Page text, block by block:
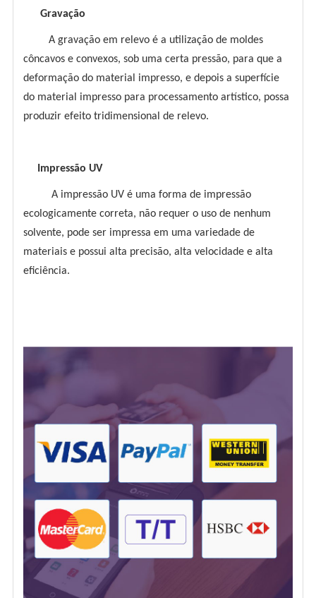
Gravação
A gravação em relevo é a utilização de moldes
côncavos e convexos, sob uma certa pressão, para que a
deformação do material impresso, e depois a superfície
do material impresso para processamento artístico, possa
produzir efeito tridimensional de relevo.
Impressão UV
A impressão UV é uma forma de impressão
ecologicamente correta, não requer o uso de nenhum
solvente, pode ser impressa em uma variedade de
materiais e possui alta precisão, alta velocidade e alta
eficiência.